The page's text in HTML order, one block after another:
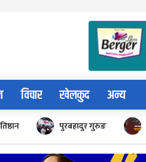
विचार खेलकुद अन्य
पुरबहादुर गुरुङ